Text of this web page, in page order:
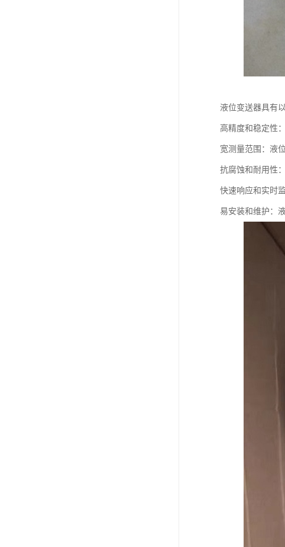
液位变送器具有
高精度和稳定性
宽测量范围：液
抗腐蚀和耐用性
快速响应和实时
易安装和维护：